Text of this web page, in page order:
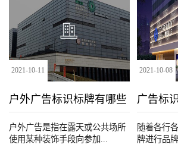
户外广告标识标牌有哪些
种类
2021-10-11
户外广告是指在露天或公共场所
使用某种装饰手段向参加...
广告标
2021-10-08
随着各行
牌进行品